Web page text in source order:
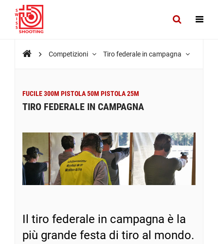
Competizioni Tiro federale in campagna
FUCILE 300M PISTOLA 50M PISTOLA 25M
TIRO FEDERALE IN CAMPAGNA
Il tiro federale in campagna è la
più grande festa di tiro al mondo.